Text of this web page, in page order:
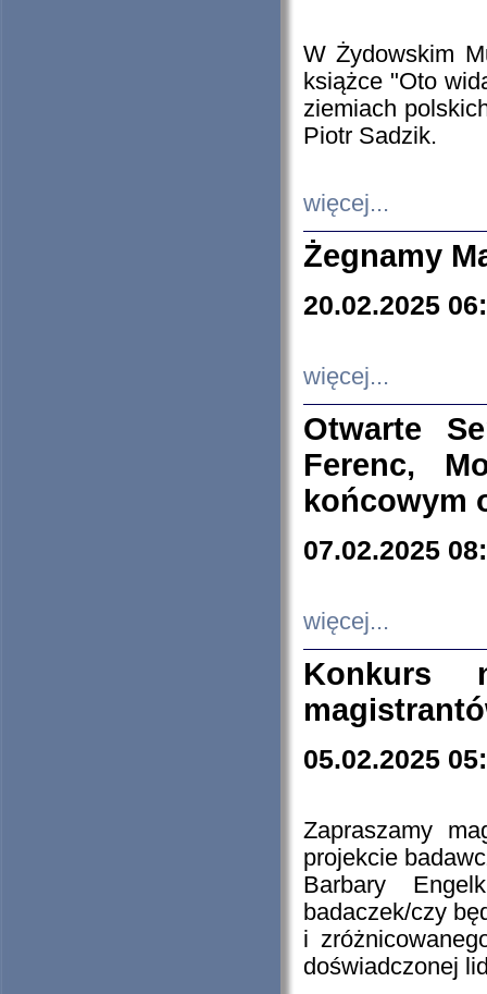
W Żydowskim
książce "Oto
ziemiach
Piotr Sadzik.
więcej...
Żegnamy
20.02.2025
więcej...
Otwarte
Ferenc,
końcowym
07.02.2025
więcej...
Konkurs
05.02.2025
Zapraszamy
projekcie
Barbary
badaczek/czy
i
doświadczonej